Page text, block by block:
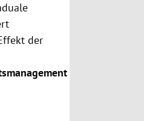
der